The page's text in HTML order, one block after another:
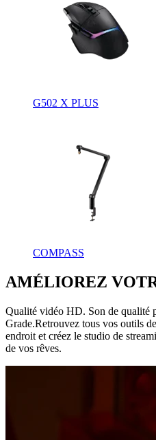
G502 X PLUS
COMPASS
AMÉLIOREZ
Qualité vidéo HD. Son de qualité
Grade.Retrouvez tous vos outils
endroit et créez le studio de
de vos rêves.